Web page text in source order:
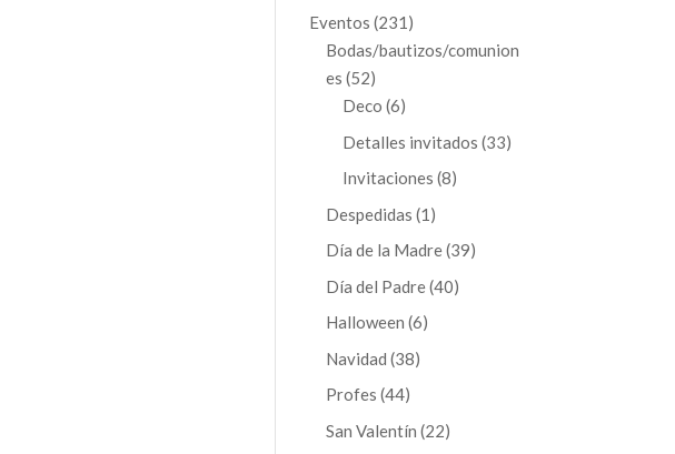
productos
Eventos 231 231
productos
Bodas/bautizos/comunion
es 5252
productos
Deco 66
productos
Detalles invitados 3333
Invitaciones 88
Despedidas 1 1
producto
Día de la Madre 3939
Día del Padre 4040
Halloween 66
Navidad 3838
Profes 4444
productos
San Valentín 2222